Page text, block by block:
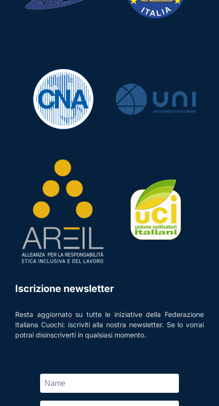
Iscrizione newsletter
Resta aggiornato su tutte le iniziative della Federazione
Italiana Cuochi: iscriviti alla nostra newsletter. Se lo vorrai
potrai disinscriverti in qualsiasi momento.